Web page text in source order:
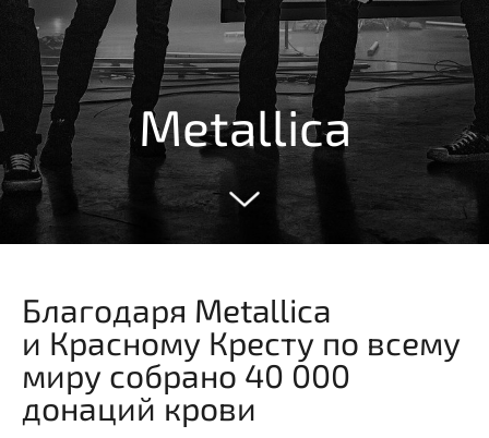
Metallica
Благодаря Metallica
и Красному Кресту по всему
миру собрано 40 000
донаций крови